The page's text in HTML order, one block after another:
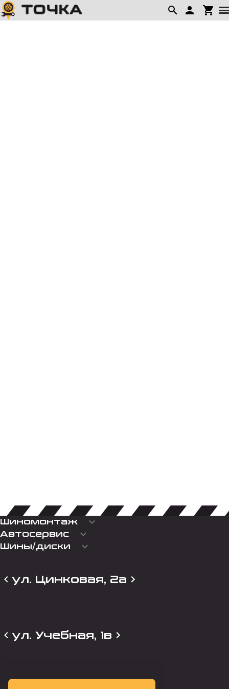
Шиномонтаж keyboard_arrow_down
Автосервис keyboard_arrow_down
Шины/диски keyboard_arrow_down
ул. Цинковая, 2а
ул. Учебная, 1в